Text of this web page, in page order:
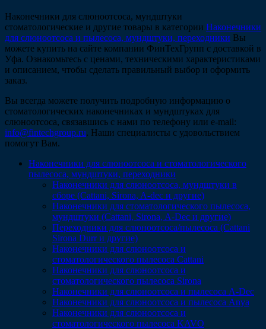
Наконечники для слюноотсоса, мундштуки
стоматологические и другие товары в категории Наконечники
для слюноотсоса и пылесоса, мундштуки, переходники Вы
можете купить на сайте компании ФинТехГрупп с доставкой в
Уфа. Ознакомьтесь с ценами, техническими характеристиками
и описанием, чтобы сделать правильный выбор и оформить
заказ.
Вы всегда можете получить подробную информацию о
стоматологических наконечниках и мундштуках для
слюноотсоса, связавшись с нами по телефону или e-mail:
info@fintechgroup.ru. Наши специалисты с удовольствием
помогут Вам.
Наконечники для слюноотсоса и стоматологического
пылесоса, мундштуки, переходники
Наконечники для слюноотсоса, мундштуки в
сборе (Cattani, Sirona, A-dec и другие)
Наконечники для стоматологического пылесоса,
мундштуки (Сattani, Sirona, A-Dec и другие)
Переходники для слюноотсоса/пылесоса (Cattani
Sirona Durr и другие)
Наконечники для слюноотсоса и
стоматологического пылесоса Cattani
Наконечники для слюноотсоса и
стоматологического пылесоса Sirona
Наконечники для слюноотсоса и пылесоса A-Dec
Наконечники для слюноотсоса и пылесоса Anya
Наконечники для слюноотсоса и
стоматологического пылесоса KAVO